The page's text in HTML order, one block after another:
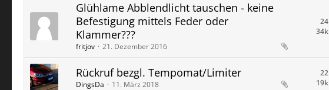
Glühlame Abblendlicht tauschen - keine
Befestigung mittels Feder oder
Klammer???
fritjov 21. Dezember 2016
24
34k
Rückruf bezgl. Tempomat/Limiter
DingsDa 11. März 2018
22
19k